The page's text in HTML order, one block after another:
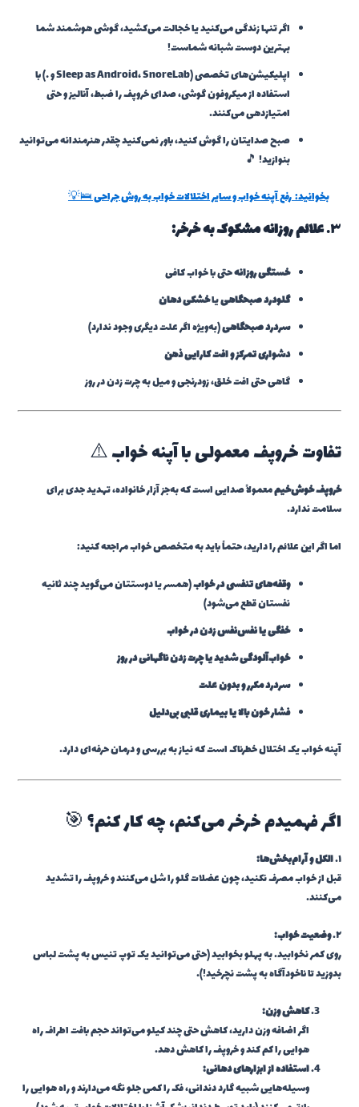
اگر تنها زندگی می‌کنید یا خجالت می‌کشید، گوشی هوشمند شما
بهترین دوست شبانه شماست!
اپلیکیشن‌های تخصصی (Sleep as Android، SnoreLab و …) با
استفاده از میکروفون گوشی، صدای خروپف را ضبط، آنالیز و حتی
امتیازدهی می‌کنند.
صبح صدایتان را گوش کنید، باور نمی‌کنید چقدر هنرمندانه می‌توانید
بنوازید! 🎵
بخوانید:رفع آپنه خواب و سایر اختلالات خواب به روش جراحی 🛌💡
۳. علائم روزانه مشکوک به خرخر:
خستگی روزانهحتی با خواب کافی
گلودرد صبحگاهییاخشکی دهان
سردرد صبحگاهی(به‌ویژه اگر علت دیگری وجود ندارد)
دشواری تمرکز و افت کارایی ذهن
گاهی حتی افت خلق، زودرنجی و میل به چرت زدن در روز
تفاوت خروپف معمولی با آپنه خواب ⚠️
خروپف خوش‌خیممعمولاً صدایی است که به‌جز آزار خانواده، تهدید جدی برای
سلامت ندارد.
اما اگر این علائم را دارید، حتماً باید به متخصص خواب مراجعه کنید:
وقفه‌های تنفسی در خواب(همسر یا دوستتان می‌گوید چند ثانیه
نفستان قطع می‌شود)
خفگی یا نفس‌نفس زدن در خواب
خواب‌آلودگی شدید یا چرت زدن ناگهانی در روز
سردرد مکرر و بدون علت
فشار خون بالا یا بیماری قلبی بی‌دلیل
آپنه خواب یک اختلال خطرناک است که نیاز به بررسی و درمان حرفه‌ای دارد.
اگر فهمیدم خرخر می‌کنم، چه کار کنم؟ 🎯
۱. الکل و آرام‌بخش‌ها:
قبل از خواب مصرف نکنید، چون عضلات گلو را شل می‌کنند و خروپف را تشدید
می‌کنند.
۲. وضعیت خواب:
روی کمر نخوابید. به پهلو بخوابید (حتی می‌توانید یک توپ تنیس به پشت لباس
بدوزید تا ناخودآگاه به پشت نچرخید!).
کاهش وزن:
اگر اضافه وزن دارید، کاهش حتی چند کیلو می‌تواند حجم بافت اطراف راه
هوایی را کم کند و خروپف را کاهش دهد.
استفاده از ابزارهای دهانی:
وسیله‌هایی شبیه گارد دندانی، فک را کمی جلو نگه می‌دارند و راه هوایی را